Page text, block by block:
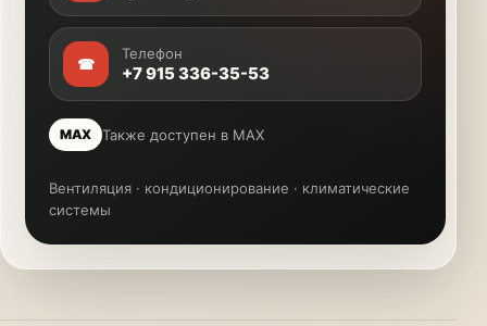
☎
Телефон
+7 915 336-35-53
MAX Также доступен в MAX
Вентиляция · кондиционирование · климатические
системы